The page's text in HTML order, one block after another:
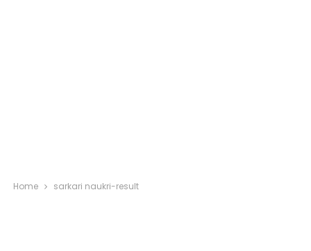
Home sarkari naukri-result